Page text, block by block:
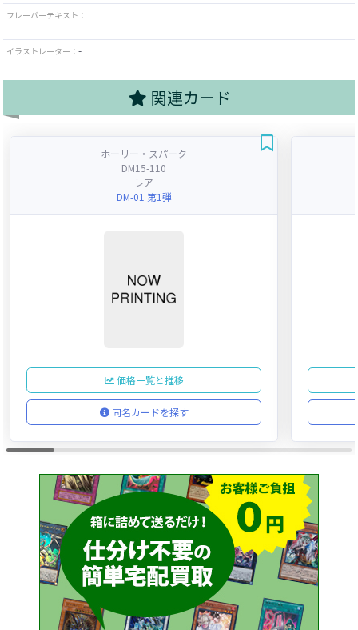
フレーバーテキスト：
-
イラストレーター： -
関連カード
ホーリー・スパーク
DM15-110
レア
DM-01 第1弾
価格一覧と推移
同名カードを探す